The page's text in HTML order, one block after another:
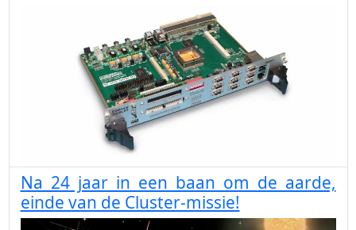
Na 24 jaar in een baan om de aarde,
einde van de Cluster-missie!